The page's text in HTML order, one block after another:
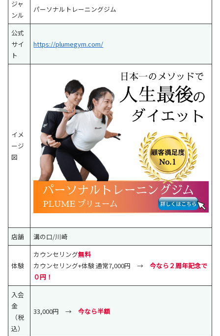
ジャ
ンル
パーソナルトレーニングジム
公式
サイ
ト
https://plumegym.com/
イメ
ージ
図
店舗 溝の口/川崎
体験
カウンセリング無料
カウンセリング+体験 通常7,000円 →今なら２周年記念で
０円！
入会
金
（税
込）
33,000円 →今なら半額